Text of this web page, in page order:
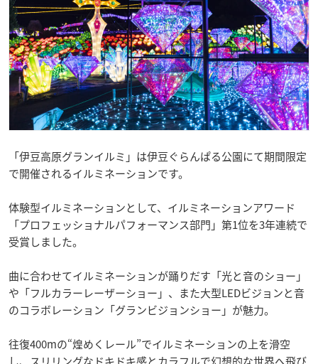
「伊豆高原グランイルミ」は伊豆ぐらんぱる公園にて期間限定
で開催されるイルミネーションです。
体験型イルミネーションとして、イルミネーションアワード
「プロフェッショナルパフォーマンス部門」第1位を3年連続で
受賞しました。
曲に合わせてイルミネーションが踊りだす「光と音のショー」
や「フルカラーレーザーショー」、また大型LEDビジョンと音
のコラボレーション「グランビジョンショー」が魅力。
往復400mの“煌めくレール”でイルミネーションの上を滑空